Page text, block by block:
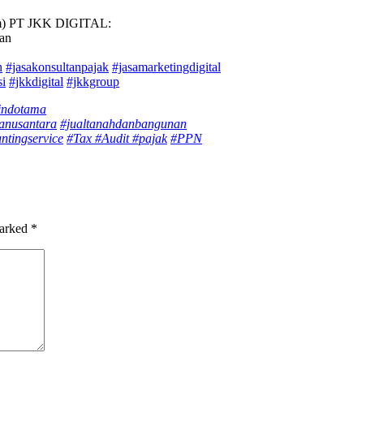
PT JKK DIGITAL:
#jasakonsultanpajak #jasamarketingdigital
#jkkdigital #jkkgroup
#jualtanahdanbangunan
#Tax #Audit#pajak #PPN
*